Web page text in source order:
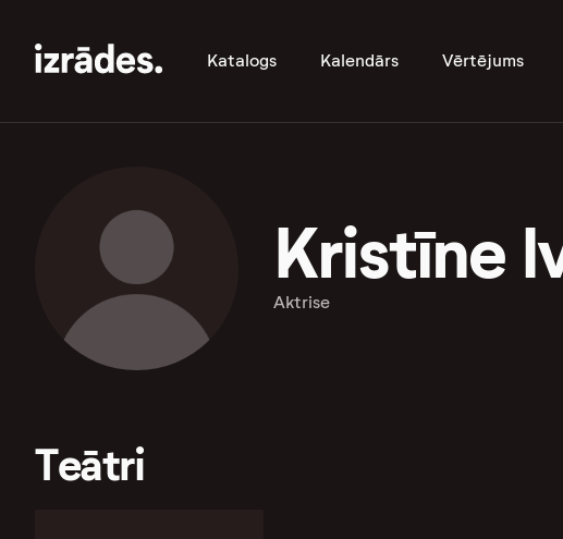
Katalogs Kalendārs Vērtējums
Kristīne
Aktrise
Teātri